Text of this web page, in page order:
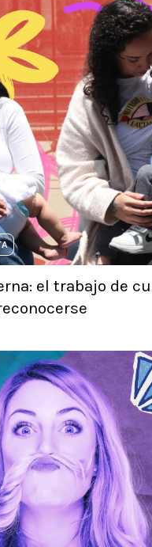
el trabajo de